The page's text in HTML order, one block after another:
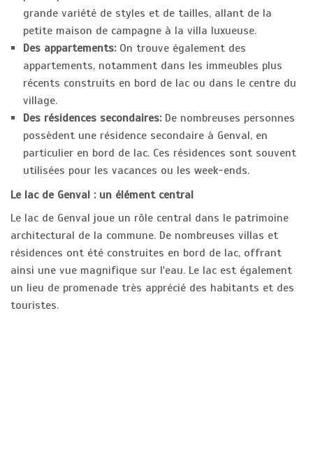
grande variété de styles et de tailles, allant de la
petite maison de campagne à la villa luxueuse.
Des appartements:On trouve également des
appartements, notamment dans les immeubles plus
récents construits en bord de lac ou dans le centre du
village.
Des résidences secondaires:De nombreuses personnes
possèdent une résidence secondaire à Genval, en
particulier en bord de lac. Ces résidences sont souvent
utilisées pour les vacances ou les week-ends.
Le lac de Genval : un élément central
Le lac de Genval joue un rôle central dans le patrimoine
architectural de la commune. De nombreuses villas et
résidences ont été construites en bord de lac, offrant
ainsi une vue magnifique sur l'eau. Le lac est également
un lieu de promenade très apprécié des habitants et des
touristes.